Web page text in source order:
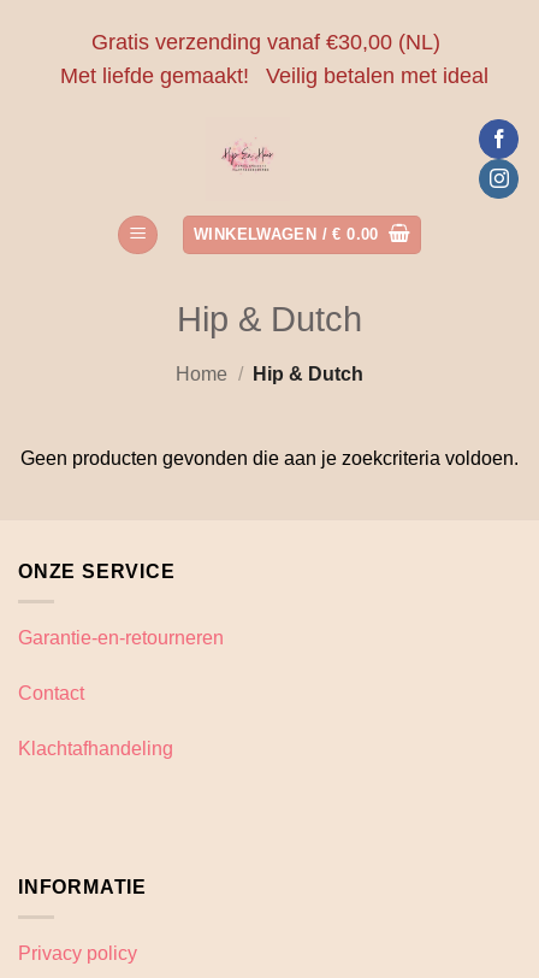
Gratis verzending vanaf €30,00 (NL)
Met liefde gemaakt!
Veilig betalen met ideal
WINKELWAGEN /€ 0.00
Hip & Dutch
Home / Hip & Dutch
Geen producten gevonden die aan je zoekcriteria voldoen.
ONZE SERVICE
Garantie-en-retourneren
Contact
Klachtafhandeling
INFORMATIE
Privacy policy